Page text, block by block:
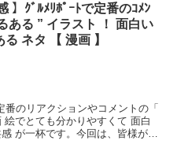
】ｸﾞﾙﾒﾘﾎﾟｰﾄで定番のｺﾒﾝ
ラスト ！ 面白い
る ネタ 【 漫画 】
のリアクションやコメントの「
でとても分かりやすくて 面白
が一杯です。今回は、皆様がよ